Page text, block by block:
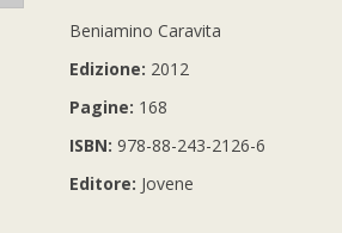
Beniamino Caravita
Edizione: 2012
Pagine: 168
ISBN: 978-88-243-2126-6
Editore: Jovene